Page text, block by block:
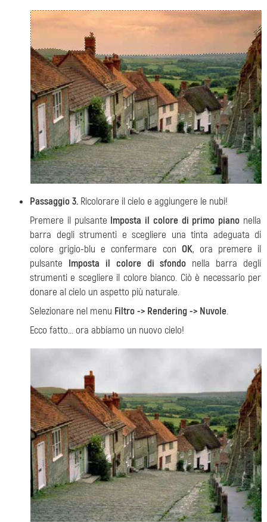
Passaggio 3. Ricolorare il cielo e aggiungere le nubi!
Premere il pulsante Imposta il colore di primo piano nella
barra degli strumenti e scegliere una tinta adeguata di
colore grigio-blu e confermare con OK, ora premere il
pulsante Imposta il colore di sfondo nella barra degli
strumenti e scegliere il colore bianco. Ciò è necessario per
donare al cielo un aspetto più naturale.
Selezionare nel menu Filtro -> Rendering -> Nuvole.
Ecco fatto... ora abbiamo un nuovo cielo!